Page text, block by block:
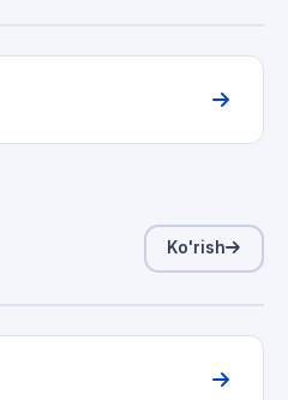
Ko'rish